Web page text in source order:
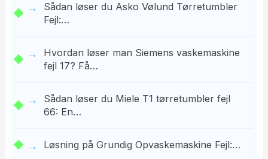
Sådan løser du Asko Vølund Tørretumbler
Fejl:…
Hvordan løser man Siemens vaskemaskine
fejl 17? Få…
Sådan løser du Miele T1 tørretumbler fejl
66: En…
Løsning på Grundig Opvaskemaskine Fejl:…